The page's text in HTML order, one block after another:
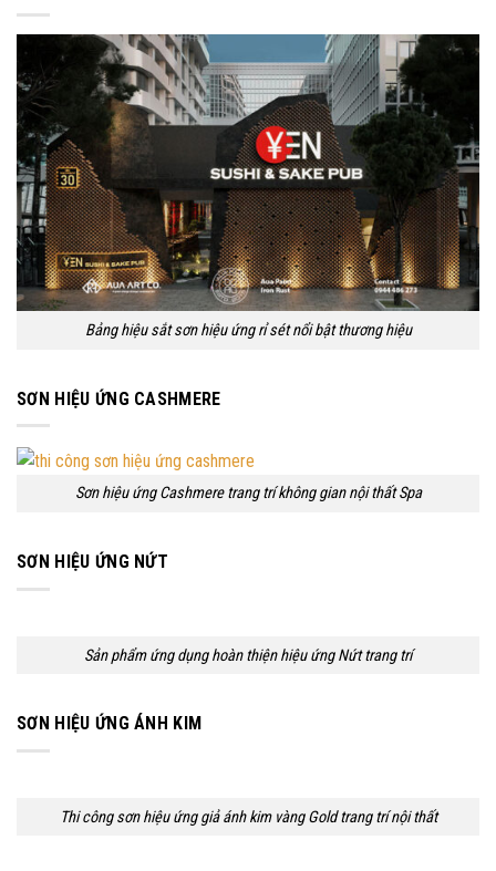
Bảng hiệu sắt sơn hiệu ứng rỉ sét nổi bật thương hiệu
SƠN HIỆU ỨNG CASHMERE
Sơn hiệu ứng Cashmere trang trí không gian nội thất Spa
SƠN HIỆU ỨNG NỨT
Sản phẩm ứng dụng hoàn thiện hiệu ứng Nứt trang trí
SƠN HIỆU ỨNG ÁNH KIM
Thi công sơn hiệu ứng giả ánh kim vàng Gold trang trí nội thất